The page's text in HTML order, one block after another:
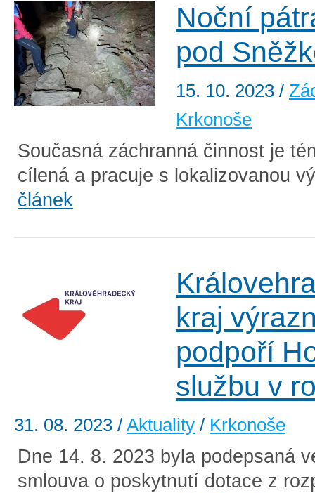
Noční
pod
15. 10. 2023 /
Krkonoše
Současná záchranná činnost je
cílená a pracuje s lokalizovanou
článek
kraj
podpoří
službu v
31. 08. 2023 / Aktuality / Krkonoše
Dne 14. 8. 2023 byla podepsaná
smlouva o poskytnutí dotace z